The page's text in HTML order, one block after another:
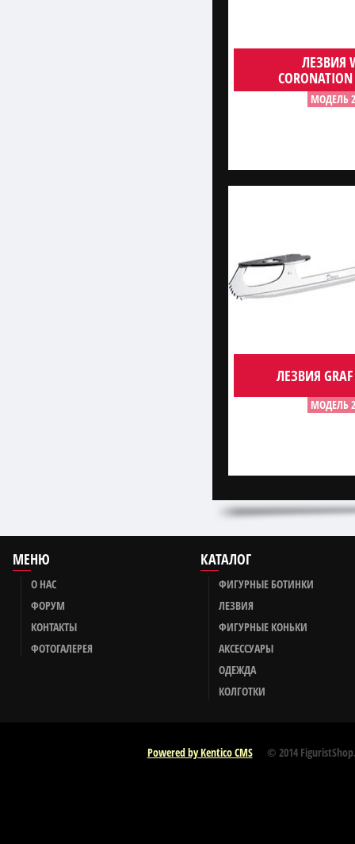
ЛЕЗВИЯ
МОДЕЛЬ
ЛЕЗВИЯ GRAF
МОДЕЛЬ
МЕНЮ
О НАС
ФОРУМ
КОНТАКТЫ
ФОТОГАЛЕРЕЯ
КАТАЛОГ
ФИГУРНЫЕ БОТИНКИ
ЛЕЗВИЯ
ФИГУРНЫЕ КОНЬКИ
АКСЕССУАРЫ
ОДЕЖДА
КОЛГОТКИ
Powered by Kentico CMS© 2014